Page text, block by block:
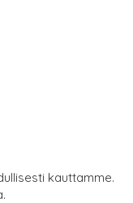
kauttamme.